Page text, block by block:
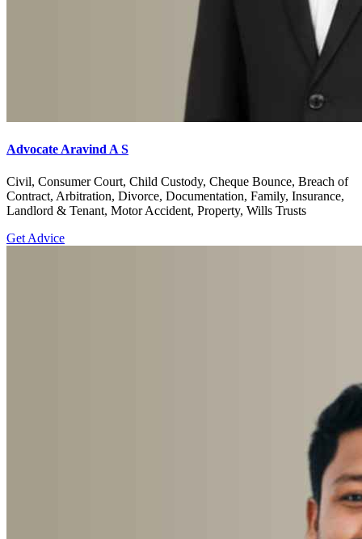
Advocate Aravind A S
Civil, Consumer Court, Child Custody, Cheque Bounce, Breach of
Contract, Arbitration, Divorce, Documentation, Family, Insurance,
Landlord & Tenant, Motor Accident, Property, Wills Trusts
Get Advice